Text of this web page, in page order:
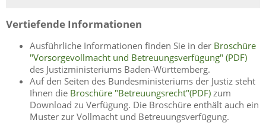
Vertiefende Informationen
Ausführliche Informationen finden Sie in der Broschüre
"Vorsorgevollmacht und Betreuungsverfügung" (PDF)
des Justizministeriums Baden-Württemberg.
Auf den Seiten des Bundesministeriums der Justiz steht
Ihnen die Broschüre "Betreuungsrecht"(PDF) zum
Download zu Verfügung. Die Broschüre enthält auch ein
Muster zur Vollmacht und Betreuungsverfügung.